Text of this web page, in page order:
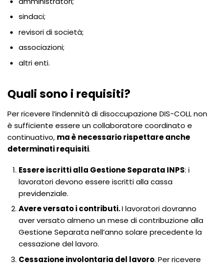
sindaci;
revisori di società;
associazioni;
altri enti.
Quali sono i requisiti?
Per ricevere l’indennità di disoccupazione DIS-COLL non
è sufficiente essere un collaboratore coordinato e
continuativo, ma è necessario rispettare anche
determinati requisiti.
Essere iscritti alla Gestione Separata INPS: i
lavoratori devono essere iscritti alla cassa
previdenziale.
Avere versato i contributi.I lavoratori dovranno
aver versato almeno un mese di contribuzione alla
Gestione Separata nell’anno solare precedente la
cessazione del lavoro.
Cessazione involontaria del lavoro. Per ricevere